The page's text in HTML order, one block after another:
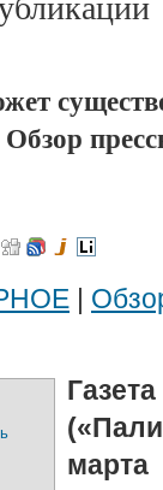
|
марта